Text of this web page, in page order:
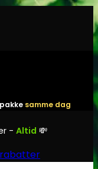
samme dag
- Altid 💸